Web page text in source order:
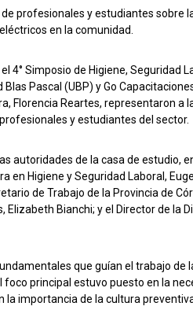
profesionales y estudiantes sobre
en la comunidad.
4° Simposio de Higiene, Seguridad
Pascal (UBP) y Go
Florencia Reartes, representaron a
y estudiantes del sector.
autoridades de la casa de estudio,
en Higiene y Seguridad Laboral,
de Trabajo de la Provincia de
Bianchi; y el Director de la
que guían el trabajo de
principal estuvo puesto en la
la importancia de la cultura